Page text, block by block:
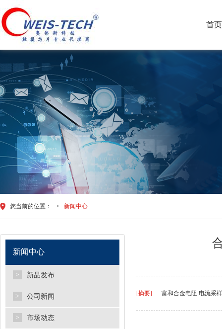
首页
您当前的位置： > 新闻中心
新闻中心
> 新品发布
> 公司新闻
> 市场动态
[摘要] 富和合金电阻 电流采